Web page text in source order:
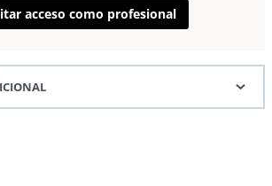
acceso como profesional